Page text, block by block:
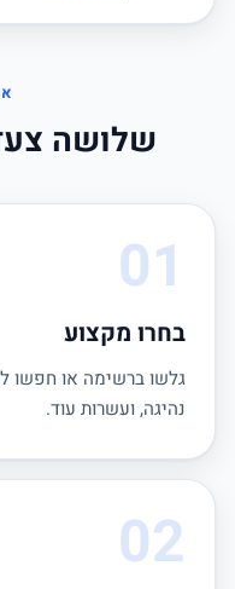
שלושה
01
בחרו מקצוע
גלשו ברשימה או חפשו
נהיגה, ועשרות עוד.
02